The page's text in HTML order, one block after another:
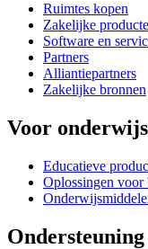
Ruimtes kopen
Zakelijke
Software en
Partners
Alliantiepartners
Zakelijke bronnen
Voor onderwijs
Educatieve
Oplossingen voor
Ondersteuning